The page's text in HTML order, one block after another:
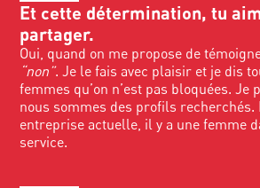
Et cette détermination, tu
partager.
Oui, quand on me propose de
“non”. Je le fais avec plaisir et je dis
femmes qu’on n’est pas bloquées. Je
nous sommes des profils recherchés.
entreprise actuelle, il y a une femme
service.